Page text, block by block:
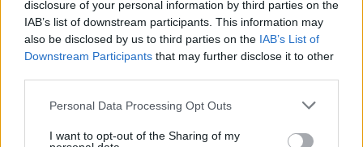
disclosure of your personal information by third parties on the
IAB’s list of downstream participants. This information may
also be disclosed by us to third parties on the IAB’s List of
Downstream Participants that may further disclose it to other
Personal Data Processing Opt Outs
I want to opt-out of the Sharing of my
Kč • náborový bonus 50.000 Kč • příspěvek na ubytování (Jihlava,
Jihlava)
06.08.2026 -Bosch Powertrain s.r.o. • montážní dělník • mzda 44.700
týdenní zálohy na mzdu 2.000 Kč (Jihlava, okres Jihlava)
... další nabídky zaměstnání
Vybrané články